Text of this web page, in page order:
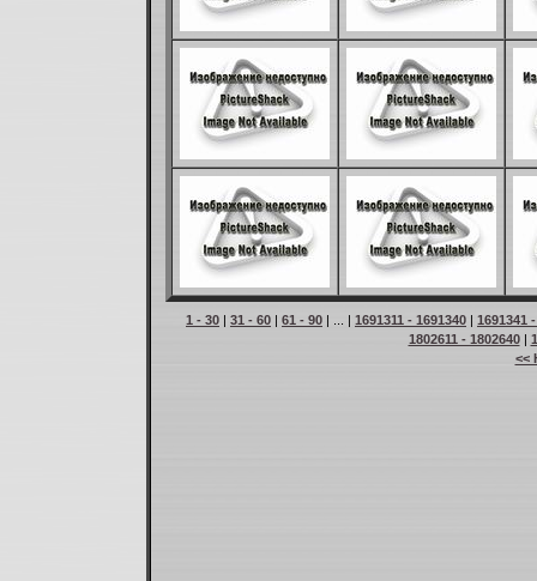
1 - 30 | 31 - 60 | 61 - 90 | ... | 1691311 - 1691340 | 1691341
1802611 - 1802640|
<<